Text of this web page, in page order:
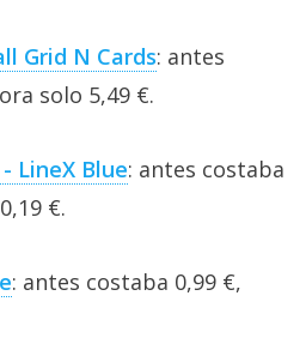
Grid N Cards: antes
solo 5,49 €.
LineX Blue: antes costaba
€.
: antes costaba 0,99 €,